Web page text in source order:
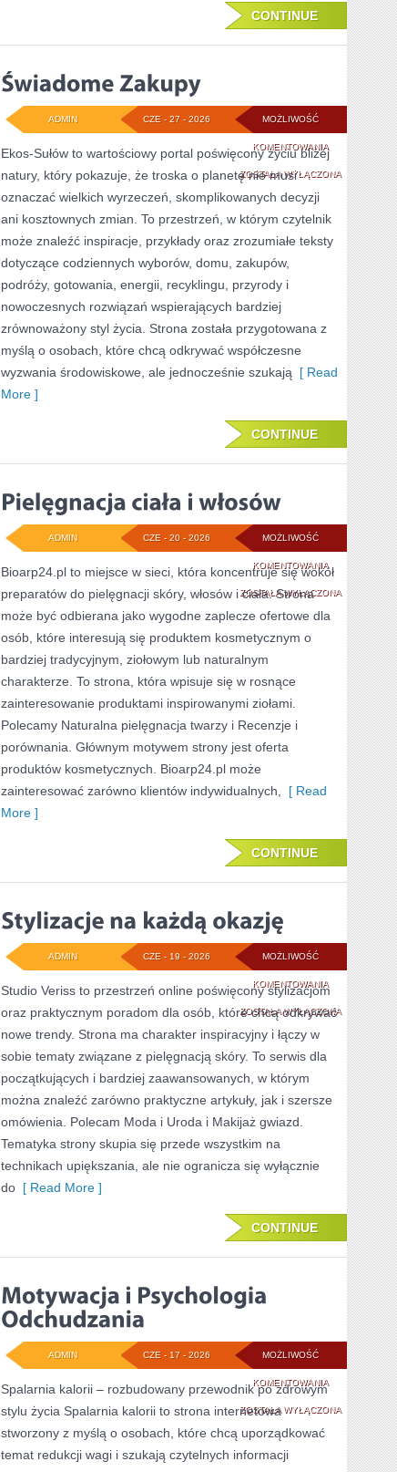
CONTINUE
MOŻLIWOŚĆ
KOMENTOWANIAŚWIADOME
ZAKUPY
ZOSTAŁA WYŁĄCZONA
CZE - 27 - 2026
ADMIN
Ekos-Sułów to wartościowy portal poświęcony życiu bliżej
natury, który pokazuje, że troska o planetę nie musi
oznaczać wielkich wyrzeczeń, skomplikowanych decyzji
ani kosztownych zmian. To przestrzeń, w którym czytelnik
może znaleźć inspiracje, przykłady oraz zrozumiałe teksty
dotyczące codziennych wyborów, domu, zakupów,
podróży, gotowania, energii, recyklingu, przyrody i
nowoczesnych rozwiązań wspierających bardziej
zrównoważony styl życia. Strona została przygotowana z
myślą o osobach, które chcą odkrywać współczesne
wyzwania środowiskowe, ale jednocześnie szukają [ Read
More ]
CONTINUE
MOŻLIWOŚĆ
KOMENTOWANIAPIELĘGNACJA
CIAŁA
I
WŁOSÓW
ZOSTAŁA WYŁĄCZONA
CZE - 20 - 2026
ADMIN
Bioarp24.pl to miejsce w sieci, która koncentruje się wokół
preparatów do pielęgnacji skóry, włosów i ciała. Strona
może być odbierana jako wygodne zaplecze ofertowe dla
osób, które interesują się produktem kosmetycznym o
bardziej tradycyjnym, ziołowym lub naturalnym
charakterze. To strona, która wpisuje się w rosnące
zainteresowanie produktami inspirowanymi ziołami.
Polecamy Naturalna pielęgnacja twarzy i Recenzje i
porównania. Głównym motywem strony jest oferta
produktów kosmetycznych. Bioarp24.pl może
zainteresować zarówno klientów indywidualnych,
[ Read
More ]
CONTINUE
MOŻLIWOŚĆ
KOMENTOWANIASTYLIZACJE
NA
KAŻDĄ
OKAZJĘ
ZOSTAŁA WYŁĄCZONA
CZE - 19 - 2026
ADMIN
Studio Veriss to przestrzeń online poświęcony stylizacjom
oraz praktycznym poradom dla osób, które chcą odkrywać
nowe trendy. Strona ma charakter inspiracyjny i łączy w
sobie tematy związane z pielęgnacją skóry. To serwis dla
początkujących i bardziej zaawansowanych, w którym
można znaleźć zarówno praktyczne artykuły, jak i szersze
omówienia. Polecam Moda i Uroda i Makijaż gwiazd.
Tematyka strony skupia się przede wszystkim na
technikach upiększania, ale nie ogranicza się wyłącznie
do [ Read More ]
CONTINUE
MOŻLIWOŚĆ
KOMENTOWANIAMOTYWACJA
I
PSYCHOLOGIA
ODCHUDZANIA
ZOSTAŁA WYŁĄCZONA
CZE - 17 - 2026
ADMIN
Spalarnia kalorii – rozbudowany przewodnik po zdrowym
stylu życia Spalarnia kalorii to strona internetowa
stworzony z myślą o osobach, które chcą uporządkować
temat redukcji wagi i szukają czytelnych informacji